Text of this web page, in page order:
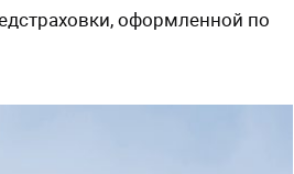
оформленной по